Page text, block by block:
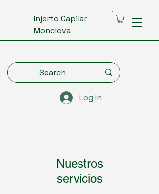
Injerto Capilar
Monclova
Log In
Nuestros
servicios